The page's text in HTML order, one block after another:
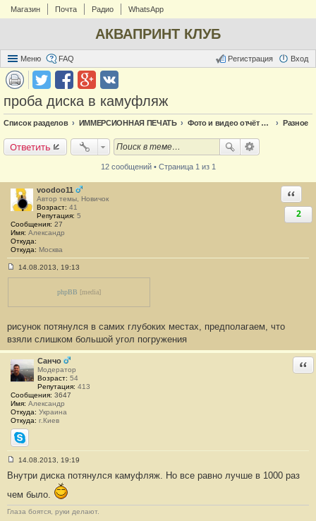
Магазин Почта Радио WhatsApp
АКВАПРИНТ КЛУБ
Меню FAQ Вход
Регистрация
проба диска в камуфляж
Список разделов ИММЕРСИОННАЯ ПЕЧАТЬ Фото и видео отчёт по аквапечати Разное
Ответить
12 сообщений • Страница 1 из 1
voodoo11
Автор темы, Новичок
Возраст: 41
Репутация: 5
Сообщения: 27
Имя: Александр
Откуда:
Откуда: Москва
2
щ
н
е
#
1
14.08.2013, 19:13
phpBB [media]
рисунок потянулся в самих глубоких местах, предполагаем, что
взяли слишком большой угол погружения
Санчо
Модератор
Возраст: 54
Репутация: 413
Сообщения: 3647
Имя: Александр
Откуда: Украина
Откуда: г.Киев
Skype
о
о
б
щ
14.08.2013, 19:19
Внутри диска потянулся камуфляж. Но все равно лучше в 1000 раз
чем было.
Глаза боятся, руки делают.